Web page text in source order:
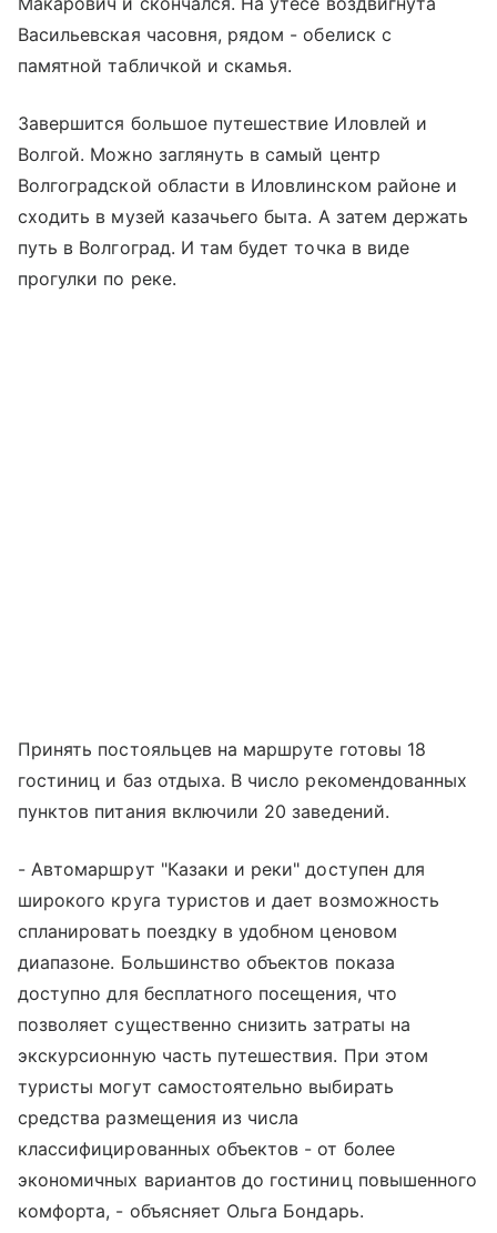
Васильевская часовня, рядом - обелиск с
памятной табличкой и скамья.
Завершится большое путешествие Иловлей и
Волгой. Можно заглянуть в самый центр
Волгоградской области в Иловлинском районе и
сходить в музей казачьего быта. А затем держать
путь в Волгоград. И там будет точка в виде
прогулки по реке.
Принять постояльцев на маршруте готовы 18
гостиниц и баз отдыха. В число рекомендованных
пунктов питания включили 20 заведений.
- Автомаршрут "Казаки и реки" доступен для
широкого круга туристов и дает возможность
спланировать поездку в удобном ценовом
диапазоне. Большинство объектов показа
доступно для бесплатного посещения, что
позволяет существенно снизить затраты на
экскурсионную часть путешествия. При этом
туристы могут самостоятельно выбирать
средства размещения из числа
классифицированных объектов - от более
экономичных вариантов до гостиниц повышенного
комфорта, - объясняет Ольга Бондарь.